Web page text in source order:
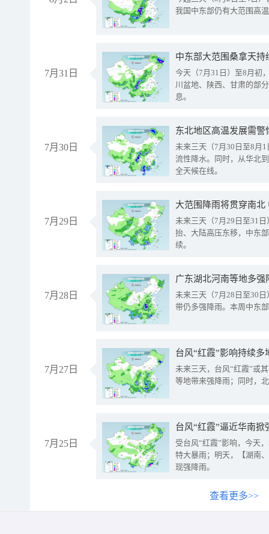
我国中东部仍有大范围高
7月31日
中东部大范围桑拿天
今天（7月31日）至8月初
川盆地、陕西、甘肃的部
息。
7月30日
东北地区高温发展需
未来三天（7月30日至8月
流性降水。同时，从华北
全天候在线。
7月29日
大范围降雨将贯穿南
未来三天（7月29日至31
抬、大陆高压东移，中东
续。
7月28日
广东湖北河南等地多
未来三天（7月28日至30
带仍多强降雨。本周中东
7月27日
台风“红霞”影响持续
未来三天，台风“红霞”或
等地带来强降雨；同时，
7月25日
台风“红霞”逼近华南
受台风“红霞”影响，今天
特大暴雨；明天，【湖南
现强降雨。
查看更多>>